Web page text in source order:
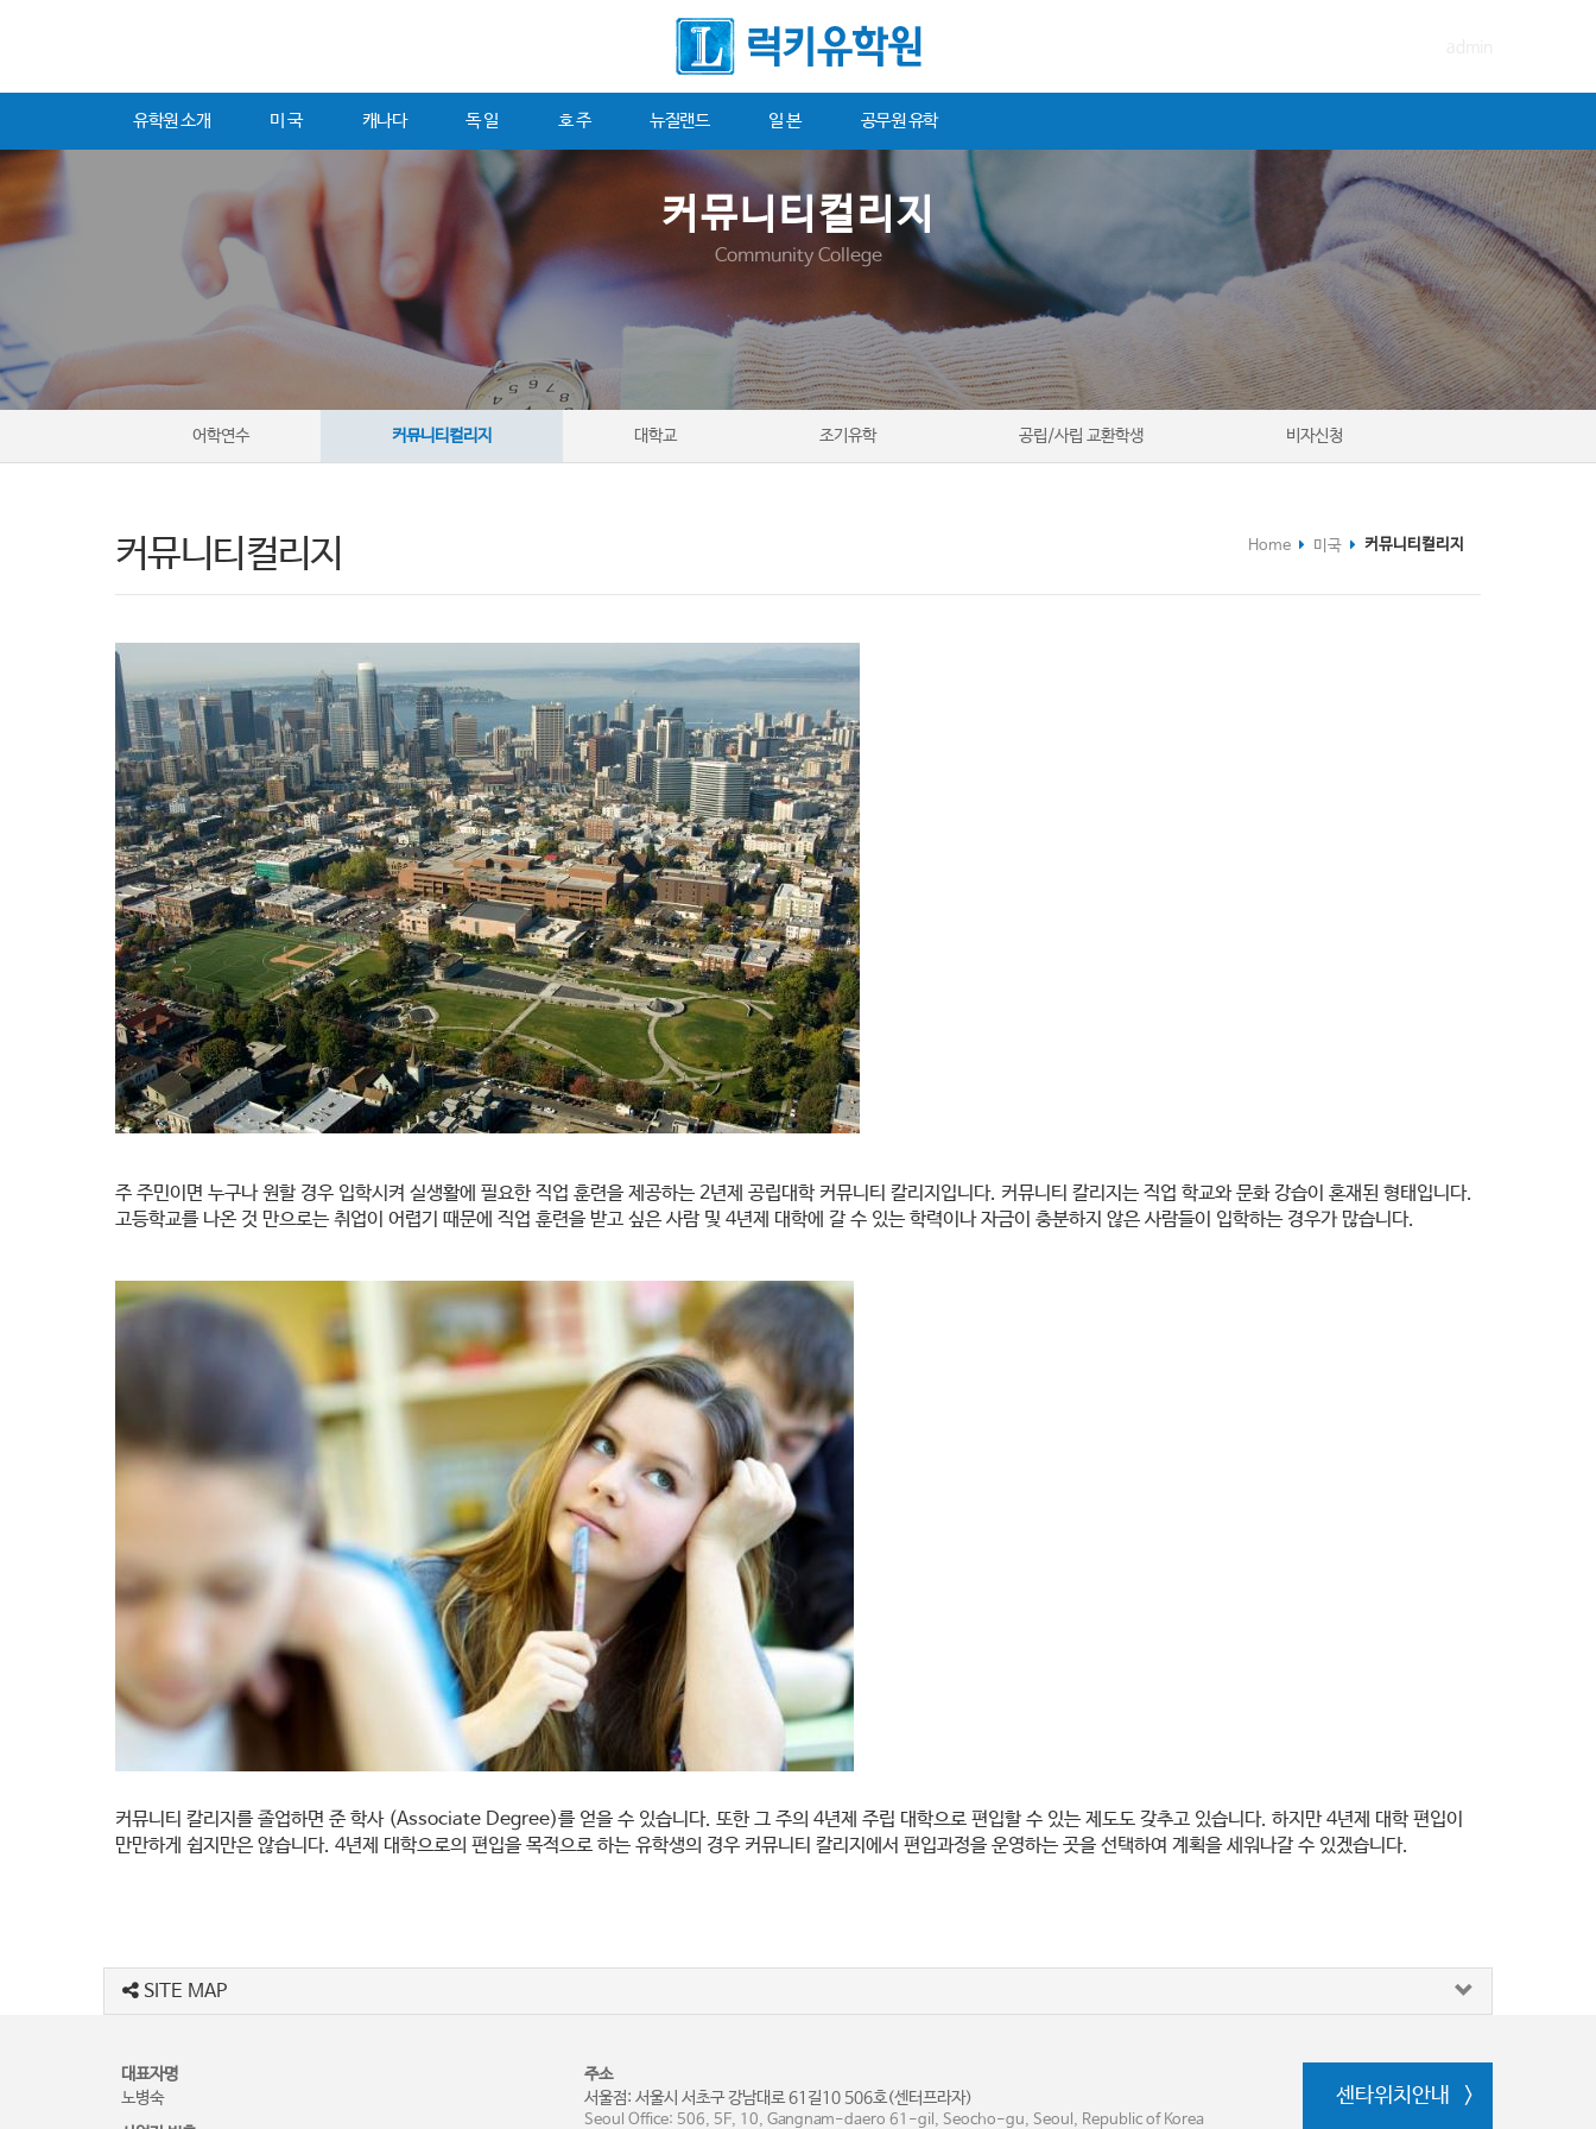
유학원 소개 미 국 캐나다 독 일 호 주 뉴질랜드 일 본 공무원 유학
커뮤니티컬리지
Community College
어학연수 커뮤니티컬리지 대학교 조기유학 공립/사립 교환학생 비자신청
커뮤니티컬리지 Home 미국 커뮤니티컬리지
주 주민이면 누구나 원할 경우 입학시켜 실생활에 필요한 직업 훈련을 제공하는 2년제 공립대학 커뮤니티 칼리지입니다. 커뮤니티 칼리지는 직업 학교와 문화 강습이 혼재된 형태입니다.
고등학교를 나온 것 만으로는 취업이 어렵기 때문에 직업 훈련을 받고 싶은 사람 및 4년제 대학에 갈 수 있는 학력이나 자금이 충분하지 않은 사람들이 입학하는 경우가 많습니다.
커뮤니티 칼리지를 졸업하면 준 학사 (Associate Degree)를 얻을 수 있습니다. 또한 그 주의 4년제 주립 대학으로 편입할 수 있는 제도도 갖추고 있습니다. 하지만 4년제 대학 편입이
만만하게 쉽지만은 않습니다. 4년제 대학으로의 편입을 목적으로 하는 유학생의 경우 커뮤니티 칼리지에서 편입과정을 운영하는 곳을 선택하여 계획을 세워나갈 수 있겠습니다.
SITE MAP
대표자명
노병숙
주소
서울점: 서울시 서초구 강남대로 61길10 506호(센터프라자)
Seoul Office: 506, 5F, 10, Gangnam-daero 61-gil, Seocho-gu, Seoul, Republic of Korea
센타위치안내